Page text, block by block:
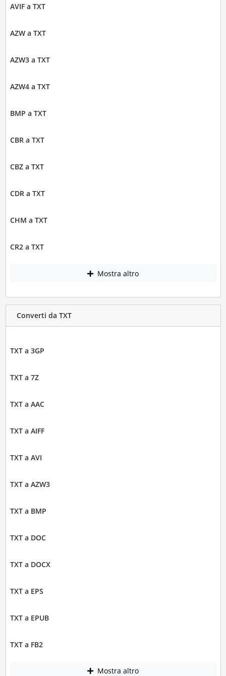
AVIF a TXT
AZW a TXT
AZW3 a TXT
AZW4 a TXT
BMP a TXT
CBR a TXT
CBZ a TXT
CDR a TXT
CHM a TXT
CR2 a TXT
Mostra altro
Converti da TXT
TXT a 3GP
TXT a 7Z
TXT a AAC
TXT a AIFF
TXT a AVI
TXT a AZW3
TXT a BMP
TXT a DOC
TXT a DOCX
TXT a EPS
TXT a EPUB
TXT a FB2
Mostra altro